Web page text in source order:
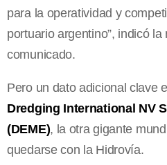
para la operatividad y
portuario argentino”, indicó
comunicado.
Pero un dato adicional clave
Dredging International NV
(DEME), la otra gigante
quedarse con la Hidrovía.